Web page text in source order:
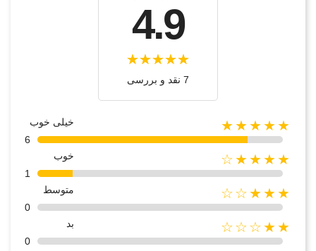
4.9
7 نقد و بررسی‌‌
★★★★★
خیلی خوب
6
★★★★☆
خوب
1
★★★☆☆
متوسط
0
★★☆☆☆
بد
0